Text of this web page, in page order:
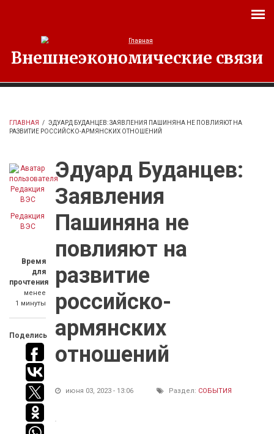
Внешнеэкономические связи
ГЛАВНАЯ / ЭДУАРД БУДАНЦЕВ: ЗАЯВЛЕНИЯ ПАШИНЯНА НЕ ПОВЛИЯЮТ НА
РАЗВИТИЕ РОССИЙСКО-АРМЯНСКИХ ОТНОШЕНИЙ
Редакция
ВЭС
Время
для
прочтения
менее
1 минуты
Поделись
Эдуард Буданцев:
Заявления
Пашиняна не
повлияют на
развитие
российско-
армянских
отношений
июня 03, 2023 - 13:06 Раздел: СОБЫТИЯ